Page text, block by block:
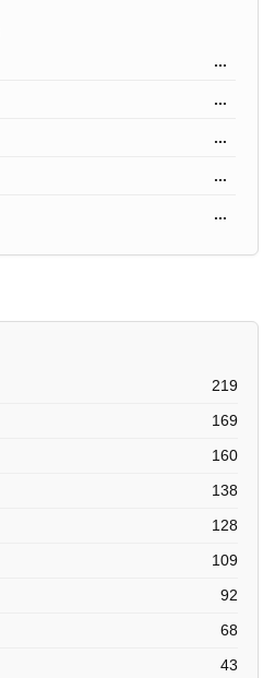
...
...
...
...
...
219
169
160
138
128
109
92
68
43